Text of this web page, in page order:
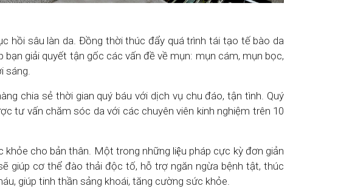
hồi sâu làn da. Đồng thời thúc đẩy quá trình tái tạo tế bào da
giải quyết tận gốc các vấn đề về mụn: mụn cám, mụn bọc,
sáng.
chia sẻ thời gian quý báu với dịch vụ chu đáo, tận tình. Quý
tư vấn chăm sóc da với các chuyên viên kinh nghiệm trên 10
cho bản thân. Một trong những liệu pháp cực kỳ đơn giản
giúp cơ thể đào thải độc tố, hỗ trợ ngăn ngừa bệnh tật, thúc
giúp tinh thần sảng khoái, tăng cường sức khỏe.